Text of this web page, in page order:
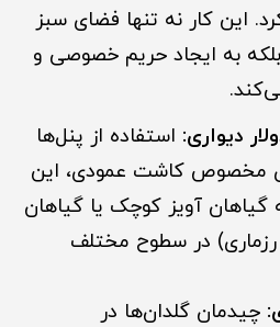
این کار نه تنها فضای سبز
بلکه به ایجاد حریم خصوصی و
دیواری: استفاده از پنل‌ها
مخصوص کاشت عمودی، این
آویز کوچک یا گیاهان
رزماری) در سطوح مختلف
چیدمان گلدان‌ها در